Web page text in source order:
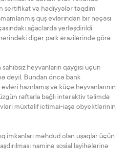
sertifikat və hədiyyələr təqdim
quş evlərindən bir neçəsi
ağaclarda yerləşdirildi,
digər park ərazilərində görə
heyvanların qayğısı üçün
deyil. Bundan öncə bank
hazırlamış və küçə heyvanlarının
rəftarla bağlı interaktiv təlimdə
müxtəlif ictimai-iaşə obyektlərinin
imkanları məhdud olan uşaqlar üçün
naminə sosial layihələrinə